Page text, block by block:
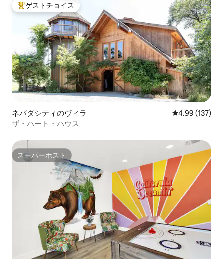
大好評のゲストチョイスです。
ゲストチョイス
ネバダシティのヴィラ レビュー137
4.99 (137)
ザ・ハート・ハウス
スーパーホスト
スーパーホスト